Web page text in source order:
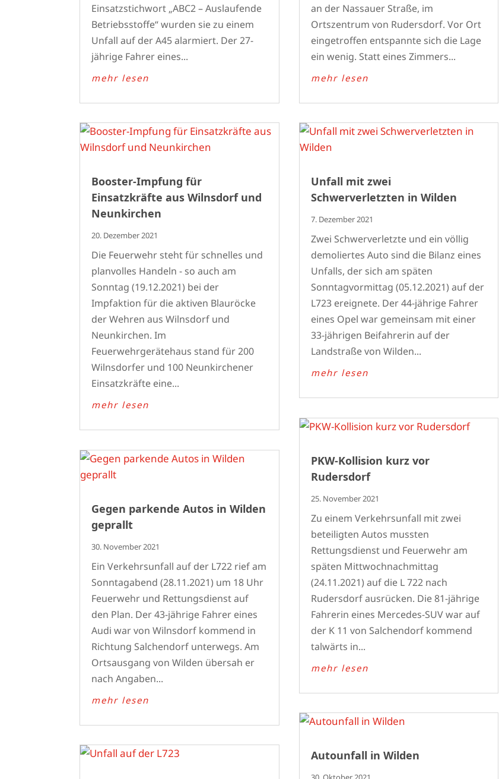
Einsatzstichwort „ABC2 – Auslaufende
Betriebsstoffe“ wurden sie zu einem
Unfall auf der A45 alarmiert. Der 27-
jährige Fahrer eines...
mehr lesen
Booster-Impfung für
Einsatzkräfte aus Wilnsdorf und
Neunkirchen
20. Dezember 2021
Die Feuerwehr steht für schnelles und
planvolles Handeln - so auch am
Sonntag (19.12.2021) bei der
Impfaktion für die aktiven Blauröcke
der Wehren aus Wilnsdorf und
Neunkirchen. Im
Feuerwehrgerätehaus stand für 200
Wilnsdorfer und 100 Neunkirchener
Einsatzkräfte eine...
mehr lesen
Gegen parkende Autos in Wilden
geprallt
30. November 2021
Ein Verkehrsunfall auf der L722 rief am
Sonntagabend (28.11.2021) um 18 Uhr
Feuerwehr und Rettungsdienst auf
den Plan. Der 43-jährige Fahrer eines
Audi war von Wilnsdorf kommend in
Richtung Salchendorf unterwegs. Am
Ortsausgang von Wilden übersah er
nach Angaben...
mehr lesen
an der Nassauer Straße, im
Ortszentrum von Rudersdorf. Vor Ort
eingetroffen entspannte sich die Lage
ein wenig. Statt eines Zimmers...
mehr lesen
Unfall mit zwei
Schwerverletzten in Wilden
7. Dezember 2021
Zwei Schwerverletzte und ein völlig
demoliertes Auto sind die Bilanz eines
Unfalls, der sich am späten
Sonntagvormittag (05.12.2021) auf der
L723 ereignete. Der 44-jährige Fahrer
eines Opel war gemeinsam mit einer
33-jährigen Beifahrerin auf der
Landstraße von Wilden...
mehr lesen
PKW-Kollision kurz vor
Rudersdorf
25. November 2021
Zu einem Verkehrsunfall mit zwei
beteiligten Autos mussten
Rettungsdienst und Feuerwehr am
späten Mittwochnachmittag
(24.11.2021) auf die L 722 nach
Rudersdorf ausrücken. Die 81-jährige
Fahrerin eines Mercedes-SUV war auf
der K 11 von Salchendorf kommend
talwärts in...
mehr lesen
Autounfall in Wilden